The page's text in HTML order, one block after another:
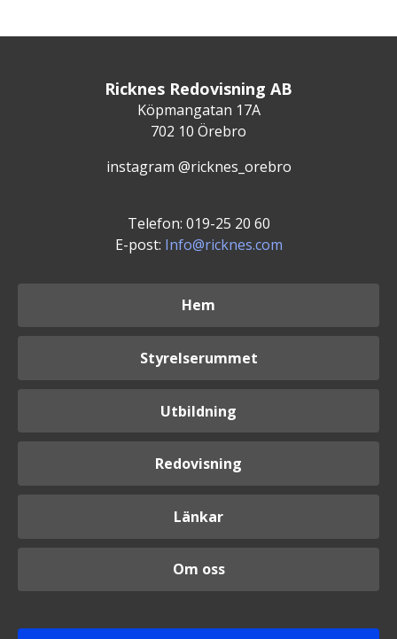
Ricknes Redovisning AB
Köpmangatan 17A
702 10 Örebro
instagram @ricknes_orebro
Telefon: 019-25 20 60
E-post: Info@ricknes.com
Hem
Styrelserummet
Utbildning
Redovisning
Länkar
Om oss